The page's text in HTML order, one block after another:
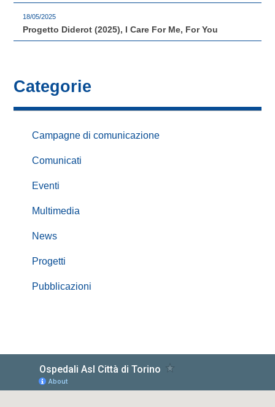
18/05/2025
Progetto Diderot (2025), I Care For Me, For You
Categorie
Campagne di comunicazione
Comunicati
Eventi
Multimedia
News
Progetti
Pubblicazioni